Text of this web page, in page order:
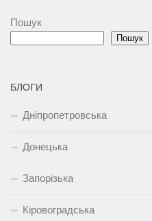
Пошук
Пошук
БЛОГИ
Дніпропетровська
Донецька
Запорізька
Кіровоградська